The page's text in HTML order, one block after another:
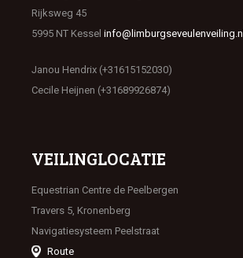
Rijksweg 45
5995 NT Kessel info@limburgseveulenveiling.nl
Janou Hendrix (+31615152030)
Cecile Heijnen (+31689926874)
VEILINGLOCATIE
Equestrian Centre de Peelbergen
Travers 5, Kronenberg
Navigatiesysteem Peelstraat
Route